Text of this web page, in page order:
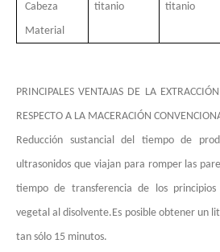
La era de la energía del hidrógeno: oportunidades para los equipos de pulverización ultrasónica
El sistema de recubrimiento de
Cabeza
Material
titanio
titanio
PRINCIPALES VENTAJAS DE LA
RESPECTO A LA MACERACIÓN
Reducción sustancial del tiempo de
ultrasonidos que viajan para romper las
tiempo de transferencia de los
vegetal al disolvente.Es posible obtener un
tan sólo 15 minutos.